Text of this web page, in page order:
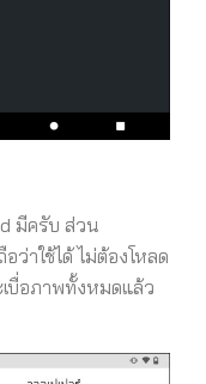
มีครับ ส่วน
ว่าใช้ได้ ไม่ต้องโหลด
เบื่อภาพทั้งหมดแล้ว